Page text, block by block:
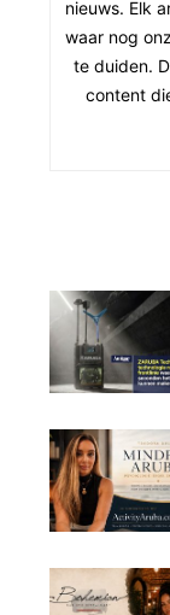
nieuws. Elk
waar nog
te duiden.
content